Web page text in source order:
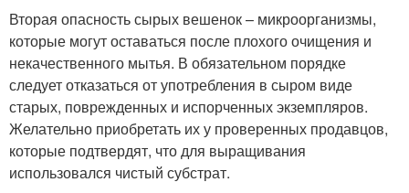
Вторая опасность сырых вешенок – микроорганизмы,
которые могут оставаться после плохого очищения и
некачественного мытья. В обязательном порядке
следует отказаться от употребления в сыром виде
старых, поврежденных и испорченных экземпляров.
Желательно приобретать их у проверенных продавцов,
которые подтвердят, что для выращивания
использовался чистый субстрат.